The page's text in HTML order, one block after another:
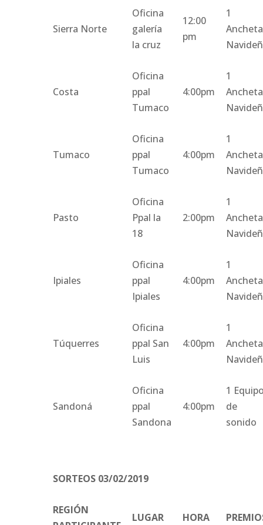
Sierra Norte
Oficina
galería
la cruz
12:00
pm
1
Ancheta
Costa
Oficina
ppal
Tumaco
4:00pm
1
Ancheta
Tumaco
Oficina
ppal
Tumaco
4:00pm
1
Ancheta
Pasto
Oficina
Ppal la
18
2:00pm
1
Ancheta
Ipiales
Oficina
ppal
Ipiales
4:00pm
1
Ancheta
Túquerres
Oficina
ppal San
Luis
4:00pm
1
Ancheta
Sandoná
Oficina
ppal
Sandona
4:00pm
1
de
sonido
SORTEOS 03/02/2019
REGIÓN
LUGAR HORA